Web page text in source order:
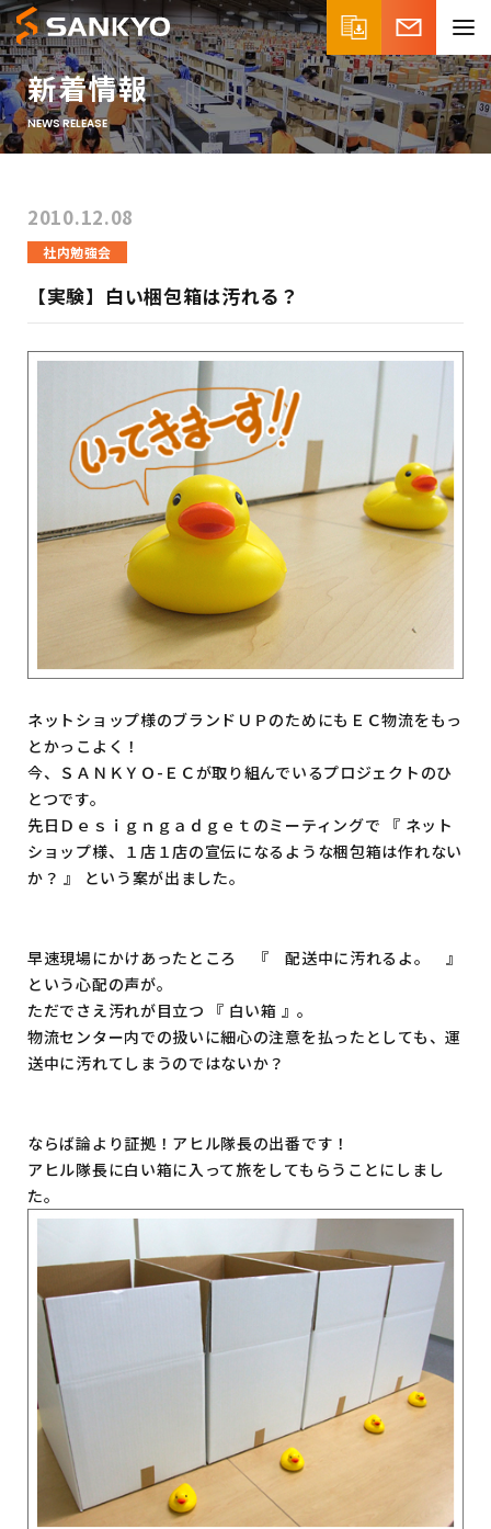
新着情報
NEWS RELEASE
2010.12.08
社内勉強会
【実験】白い梱包箱は汚れる？
ネットショップ様のブランドＵＰのためにもＥＣ物流をもっ
とかっこよく！
今、ＳＡＮＫＹＯ-ＥＣが取り組んでいるプロジェクトのひ
とつです。
先日Ｄｅｓｉｇｎｇａｄｇｅｔのミーティングで 『 ネット
ショップ様、１店１店の宣伝になるような梱包箱は作れない
か？ 』 という案が出ました。
早速現場にかけあったところ 『 配送中に汚れるよ。 』
という心配の声が。
ただでさえ汚れが目立つ 『 白い箱 』。
物流センター内での扱いに細心の注意を払ったとしても、運
送中に汚れてしまうのではないか？
ならば論より証拠！アヒル隊長の出番です！
アヒル隊長に白い箱に入って旅をしてもらうことにしまし
た。